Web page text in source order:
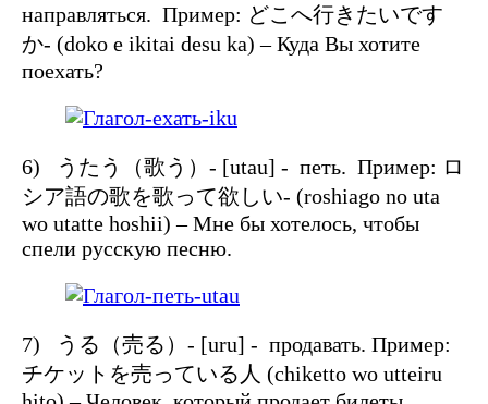
направляться. Пример: どこへ行きたいです
か- (doko e ikitai desu ka) – Куда Вы хотите
поехать?
6) うたう（歌う）- [utau] - петь. Пример: ロ
シア語の歌を歌って欲しい- (roshiago no uta
wo utatte hoshii) – Мне бы хотелось, чтобы
спели русскую песню.
7) うる（売る）- [uru] - продавать. Пример:
チケットを売っている人 (chiketto wo utteiru